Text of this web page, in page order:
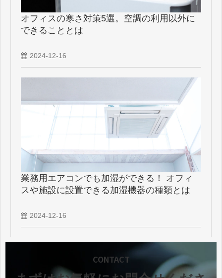
オフィスの寒さ対策5選。空調の利用以外に
できることとは
2024-12-16
業務用エアコンでも加湿ができる！ オフィ
スや施設に設置できる加湿機器の種類とは
2024-12-16
CONTACT